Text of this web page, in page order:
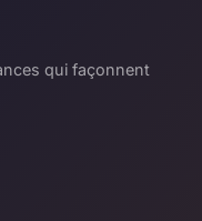
qui façonnent